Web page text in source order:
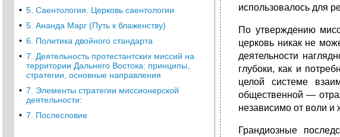
• 5. Саентология. Церковь саентологии
• 5. Ананда Марг (Путь к блаженству)
• 6. Политика двойного стандарта
• 7. Деятельность протестантских миссий на
территории Дальнего Востока: принципы,
стратегии, основные направления
• 7. Элементы стратегии миссионерской
деятельности:
• 7. Послесловие
использовалось для
По утверждению
церковь никак не
деятельности
глубоки, как и
целой системе
общественной —
независимо от воли
Грандиозные